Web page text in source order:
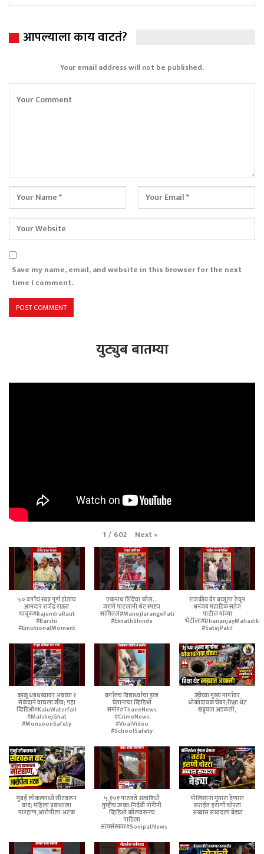
आपल्याला काय वाटतं?
Your email address will not be published.
Save my name, email, and website in this browser for the next
time I comment.
युट्युब बातम्या
1 / 602 Next»
५० वर्षांचं स्वप्न पूर्ण होताच
आमदार राजेंद्र राऊत
भावूक#RajendraRaut
#Barshi
#EmotionalMoment
एकनाथ शिंदेंचा कॉल...
जरांगे पाटलांनी थेट स्पष्टच
सांगितलं#ManojJarangePatil
#EknathShinde
राजकीय वैर बाजूला ठेवून
धनंजय महाडिक सतेज
पाटील यांच्या
भेटीला#DhananjayMahadik
#SatejPatil
काळू धबधब्यावर अवघ्या १
सेकंदाने वाचला जीव; पहा
व्हिडिओ#KaluWaterfall
#MalshejGhat
#MonsoonSafety
वर्गातच विद्यार्थ्याचा ड्रग्ज
घेतानाचा व्हिडिओ
समोर#ThaneNews
#CrimeNews
#ViralVideo
#SchoolSafety
उंड्रीच्या मुख्य मार्गावर
धोकादायक चेंबर;रिक्षा थेट
खड्ड्यात अडकली,
मुंबई लोकलमध्ये सीटवरून
वाद; महिला प्रवाशाला
मारहाण,आरोपीला अटक
५,१०१ पाठवते अंत्यविधी
तुम्हीच उरका;निर्दयी पोरींनी
व्हिडिओ कॉलवरूनच
पाहिला
अंत्यसंस्कार#SonipatNews
पोलिसांना गुंगारा देणारा
सराईत इराणी चोरटा
अब्बास सय्यदला बेड्या